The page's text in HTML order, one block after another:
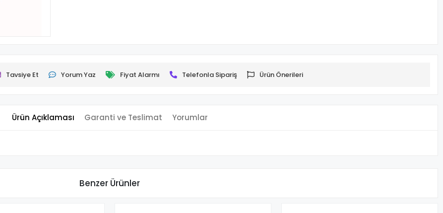
Tavsiye Et Yorum Yaz Fiyat Alarmı Telefonla Sipariş Ürün Önerileri
Ürün Açıklaması Garanti ve Teslimat Yorumlar
Benzer Ürünler